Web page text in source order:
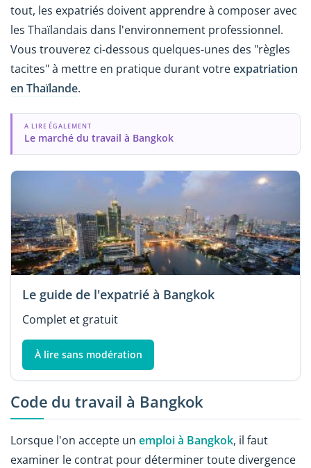
tout, les expatriés doivent apprendre à composer avec
les Thaïlandais dans l'environnement professionnel.
Vous trouverez ci-dessous quelques-unes des "règles
tacites" à mettre en pratique durant votreexpatriation
en Thaïlande.
A LIRE ÉGALEMENT
Le marché du travail à Bangkok
Le guide de l'expatrié à Bangkok
Complet et gratuit
À lire sans modération
Code du travail à Bangkok
Lorsque l'on accepte un emploi à Bangkok, il faut
examiner le contrat pour déterminer toute divergence